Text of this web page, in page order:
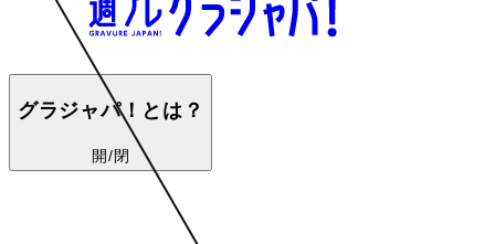
グラジャパ！とは？
開/閉